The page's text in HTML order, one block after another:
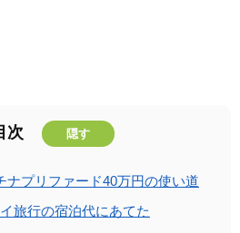
次 隠す
ナプリファード40万円の使い道
旅行の宿泊代にあてた